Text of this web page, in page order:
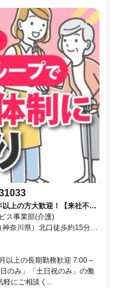
上の方大歓迎！【来社不
ス事業部(介護)
奈川県）北口徒歩約15分、
15分、京王相模原線 橋本
通勤OK（派遣先による）
以上の長期勤務歓迎 7:00～
のみ」「土日祝のみ」の働
軽にご相談く...